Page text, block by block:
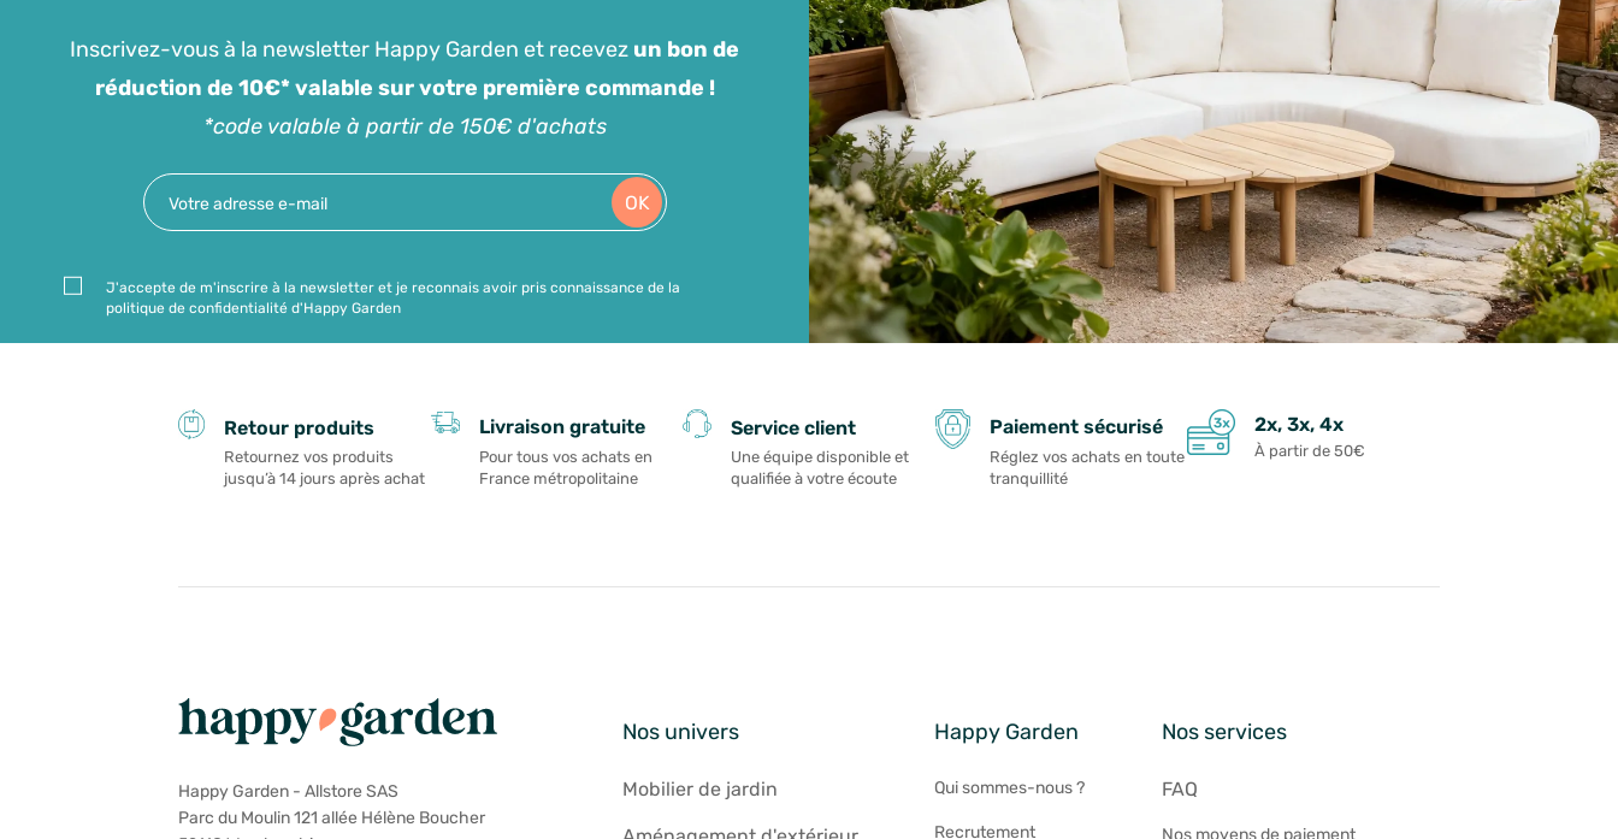
Inscrivez-vous à la newsletter Happy Garden et recevez un bon de
réduction de 10€* valable sur votre première commande !
*code valable à partir de 150€ d'achats
OK
J'accepte de m'inscrire à la newsletter et je reconnais avoir pris connaissance de la
politique de confidentialité d'Happy Garden
Retour produits
Retournez vos produits
jusqu’à 14 jours après achat
Livraison gratuite
Pour tous vos achats en
France métropolitaine
Service client
Une équipe disponible et
qualifiée à votre écoute
Paiement sécurisé
Réglez vos achats en toute
tranquillité
2x, 3x, 4x
À partir de 50€
Happy Garden - Allstore SAS
Parc du Moulin 121 allée Hélène Boucher
Nos univers
Mobilier de jardin
Happy Garden
Qui sommes-nous ?
Recrutement
Nos services
FAQ